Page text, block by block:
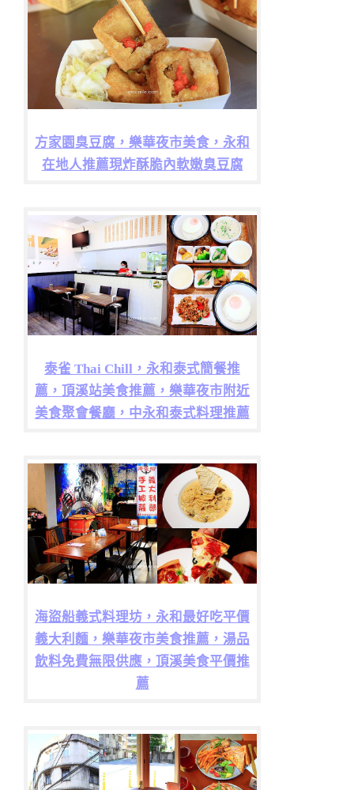
方家園臭豆腐，樂華夜市美食，永和
在地人推薦現炸酥脆內軟嫩臭豆腐
泰雀 Thai Chill，永和泰式簡餐推
薦，頂溪站美食推薦，樂華夜市附近
美食聚會餐廳，中永和泰式料理推薦
海盜船義式料理坊，永和最好吃平價
義大利麵，樂華夜市美食推薦，湯品
飲料免費無限供應，頂溪美食平價推
薦